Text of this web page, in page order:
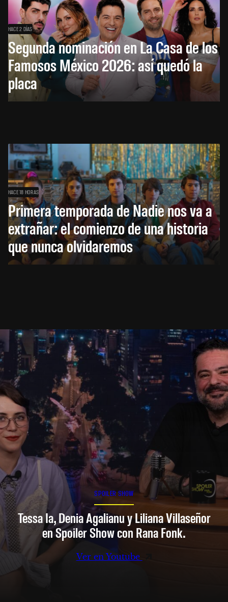
HACE 2 DÍAS
Segunda nominación en La Casa de los
Famosos México 2026: así quedó la
placa
HACE 18 HORAS
Primera temporada de Nadie nos va a
extrañar: el comienzo de una historia
que nunca olvidaremos
SPOILER SHOW
Tessa Ia, Denia Agalianu y Liliana Villaseñor
en Spoiler Show con Rana Fonk.
Ver en Youtube